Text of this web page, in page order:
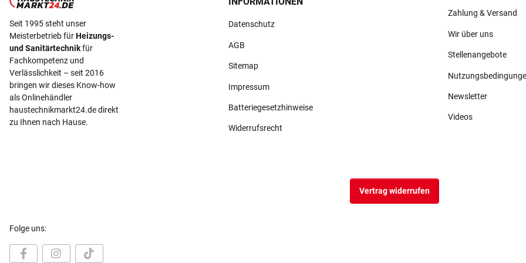
Seit 1995 steht unser
Meisterbetrieb fürHeizungs-
und Sanitärtechnikfür
Fachkompetenz und
Verlässlichkeit – seit 2016
bringen wir dieses Know-how
als Onlinehändler
haustechnikmarkt24.de direkt
zu Ihnen nach Hause.
Datenschutz
AGB
Sitemap
Impressum
Batteriegesetzhinweise
Widerrufsrecht
Zahlung & Versand
Wir über uns
Stellenangebote
Newsletter
Videos
Vertrag widerrufen
Folge uns: